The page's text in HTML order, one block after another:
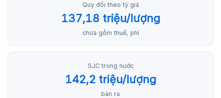
Quy đổi theo tỷ giá
137,18 triệu/lượng
chưa gồm thuế, phí
SJC trong nước
142,2 triệu/lượng
bán ra